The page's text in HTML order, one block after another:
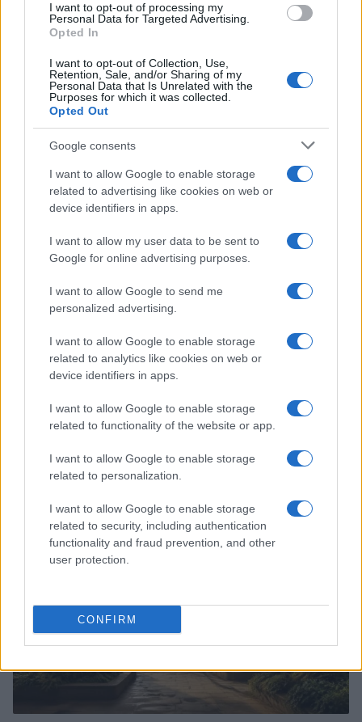
I want to opt-out of processing my
Personal Data for Targeted Advertising.
Opted In
I want to opt-out of Collection, Use,
Retention, Sale, and/or Sharing of my
Personal Data that Is Unrelated with the
Purposes for which it was collected.
Opted Out
Google consents
I want to allow Google to enable storage
related to advertising like cookies on web or
device identifiers in apps.
I want to allow my user data to be sent to
Google for online advertising purposes.
I want to allow Google to send me
personalized advertising.
I want to allow Google to enable storage
related to analytics like cookies on web or
device identifiers in apps.
I want to allow Google to enable storage
related to functionality of the website or app.
I want to allow Google to enable storage
related to personalization.
I want to allow Google to enable storage
related to security, including authentication
functionality and fraud prevention, and other
user protection.
CONFIRM
Continua a leggere
SOSTENIBILITÀ
Filiera del grano duro in crisi: produzione record ma
redditività a rischio
Andrea Innocenti · 7 Ago 2026
SOSTENIBILITÀ